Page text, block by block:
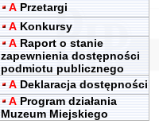
A Przetargi
A Konkursy
A Raport o stanie
zapewnienia dostępności
podmiotu publicznego
A Deklaracja dostępności
A Program działania
Muzeum Miejskiego